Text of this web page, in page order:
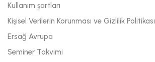
Kullanım şartları
Kişisel Verilerin Korunması ve Gizlilik Politikası
Ersağ Avrupa
Seminer Takvimi